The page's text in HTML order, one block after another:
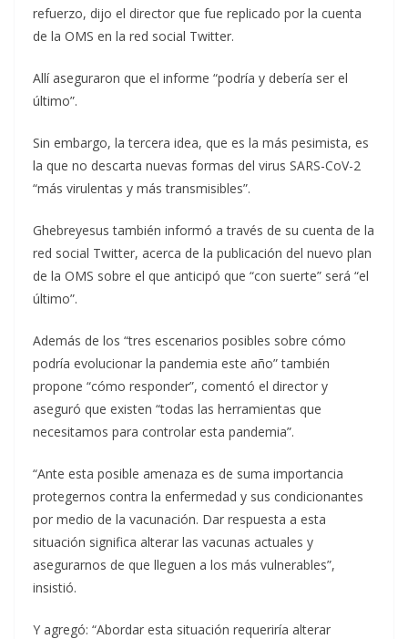
refuerzo, dijo el director que fue replicado por la cuenta
de la OMS en la red social Twitter.
Allí aseguraron que el informe “podría y debería ser el
último”.
Sin embargo, la tercera idea, que es la más pesimista, es
la que no descarta nuevas formas del virus SARS-CoV-2
“más virulentas y más transmisibles”.
Ghebreyesus también informó a través de su cuenta de la
red social Twitter, acerca de la publicación del nuevo plan
de la OMS sobre el que anticipó que “con suerte” será “el
último”.
Además de los “tres escenarios posibles sobre cómo
podría evolucionar la pandemia este año” también
propone “cómo responder”, comentó el director y
aseguró que existen “todas las herramientas que
necesitamos para controlar esta pandemia”.
“Ante esta posible amenaza es de suma importancia
protegernos contra la enfermedad y sus condicionantes
por medio de la vacunación. Dar respuesta a esta
situación significa alterar las vacunas actuales y
asegurarnos de que lleguen a los más vulnerables”,
insistió.
Y agregó: “Abordar esta situación requeriría alterar